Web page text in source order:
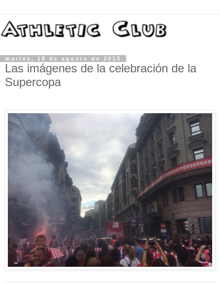
martes, 18 de agosto de 2015
Las imágenes de la celebración de la
Supercopa